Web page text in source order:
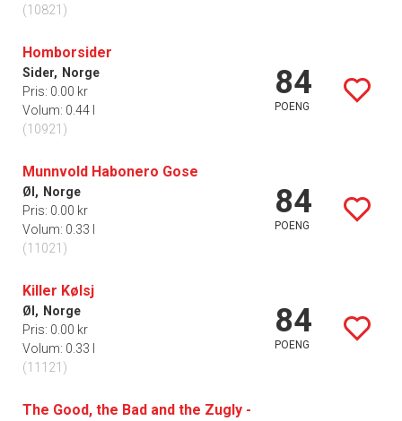
(10821)
Homborsider
Sider, Norge
Pris: 0.00 kr
Volum: 0.44 l
(10921)
84
POENG
Munnvold Habonero Gose
Øl, Norge
Pris: 0.00 kr
Volum: 0.33 l
(11021)
84
POENG
Killer Kølsj
Øl, Norge
Pris: 0.00 kr
Volum: 0.33 l
(11121)
84
POENG
The Good, the Bad and the Zugly -